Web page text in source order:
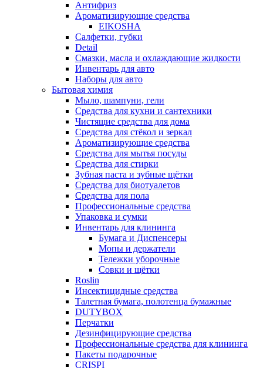
Антифриз
Ароматизирующие средства
EIKOSHA
Салфетки, губки
Detail
Смазки, масла и охлаждающие жидкости
Инвентарь для авто
Наборы для авто
Бытовая химия
Мыло, шампуни, гели
Средства для кухни и сантехники
Чистящие средства для дома
Средства для стёкол и зеркал
Ароматизирующие средства
Средства для мытья посуды
Средства для стирки
Зубная паста и зубные щётки
Средства для биотуалетов
Средства для пола
Профессиональные средства
Упаковка и сумки
Инвентарь для клининга
Бумага и Диспенсеры
Мопы и держатели
Тележки уборочные
Совки и щётки
Roslin
Инсектицидные средства
Талетная бумага, полотенца бумажные
DUTYBOX
Перчатки
Дезинфицирующие средства
Профессиональные средства для клининга
Пакеты подарочные
CRISPI